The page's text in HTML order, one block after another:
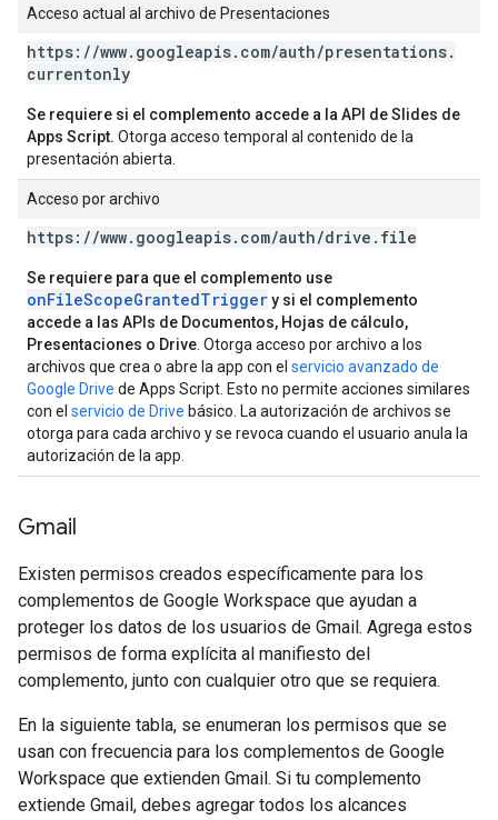
Acceso actual al archivo de Presentaciones
https: //www. googleapis. com/auth/presentations.
currentonly
Se requiere si el complemento accede a la API de Slides de
Apps Script. Otorga acceso temporal al contenido de la
presentación abierta.
Acceso por archivo
https: //www. googleapis. com/auth/drive . file
Se requiere para que el complemento use
onFileScopeGrantedTriggery si el complemento
accede a las APIs de Documentos, Hojas de cálculo,
Presentaciones o Drive . Otorga acceso por archivo a los
archivos que crea o abre la app con el servicio avanzado de
Google Drive de Apps Script. Esto no permite acciones similares
con el servicio de Drive básico. La autorización de archivos se
otorga para cada archivo y se revoca cuando el usuario anula la
autorización de la app.
Gmail
Existen permisos creados específicamente para los
complementos de Google Workspace que ayudan a
proteger los datos de los usuarios de Gmail. Agrega estos
permisos de forma explícita al manifiesto del
complemento, junto con cualquier otro que se requiera.
En la siguiente tabla, se enumeran los permisos que se
usan con frecuencia para los complementos de Google
Workspace que extienden Gmail. Si tu complemento
extiende Gmail, debes agregar todos los alcances